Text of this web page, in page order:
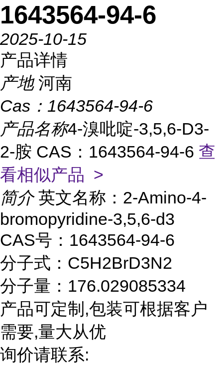
1643564-94-6
2025-10-15
产品详情
产地 河南
Cas： 1643564-94-6
产品名称4-溴吡啶-3,5,6-D3-
2-胺 CAS：1643564-94-6 查
看相似产品 >
简介 英文名称：2-Amino-4-
bromopyridine-3,5,6-d3
CAS号：1643564-94-6
分子式：C5H2BrD3N2
分子量：176.029085334
产品可定制,包装可根据客户
需要,量大从优
询价请联系: